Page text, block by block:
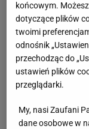
końcowym.
dotyczące plików
twoimi
odnośnik
przechodząc do
ustawień plików
przeglądarki.
My, nasi Zaufani
dane osobowe w